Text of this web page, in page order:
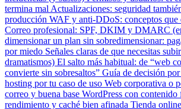
termina mal Actualizaciones: seguridad
producción WAF y anti-DDoS: conceptos
Correo profesional: SPF, DKIM y DMARC
dimensionar un plan sin sobredimensionar:
por miedo Señales claras de que necesitas
dramatismos) El salto más habitual: de “web
convierte sin sobresaltos” Guía de decisión
hosting por tu caso de uso Web corporativa o
correo y buena base WordPress con contenido
rendimiento y caché bien afinada Tienda